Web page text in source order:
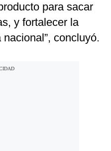
para sacar
y fortalecer la
concluyó.